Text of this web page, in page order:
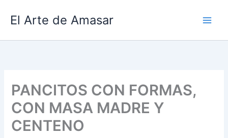
El Arte de Amasar
PANCITOS CON FORMAS,
CON MASA MADRE Y
CENTENO